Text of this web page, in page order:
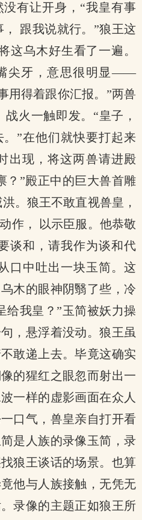
有让开身，“我皇有事
跟我说就行。”狼王这
这乌木好生看了一遍。
尖牙，意思很明显——
用得着跟你汇报。”两兽
火一触即发。“皇子，
”在他们就快要打起来
出现，将这两兽请进殿
？”殿正中的巨大兽首雕
。狼王不敢直视兽皇，
作， 以示臣服。他恭敬
谈和，请我作为谈和代
口中吐出一块玉简。这
木的眼神阴翳了些，冷
给我皇？”玉简被妖力操
，悬浮着没动。狼王虽
敢递上去。毕竟这确实
的猩红之眼忽而射出一
一样的虚影画面在众人
口气，兽皇亲自打开看
是人族的录像玉简，录
狼王谈话的场景。也算
他与人族接触，无凭无
录像的主题正如狼王所